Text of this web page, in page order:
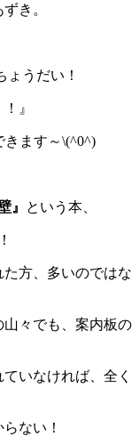
き。
ょうだい！
』
きます～\(^0^)
』 という本、
方、多いのではな
々でも、案内板の
いなければ、全く
ない！